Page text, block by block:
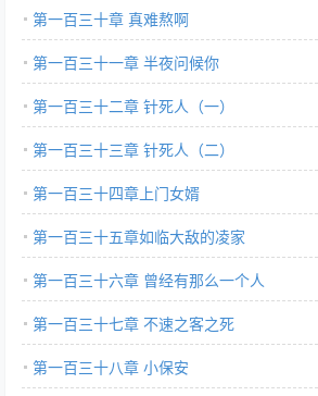
第一百三十章 真难熬啊
第一百三十一章 半夜问候你
第一百三十二章 针死人（一）
第一百三十三章 针死人（二）
第一百三十四章上门女婿
第一百三十五章如临大敌的凌家
第一百三十六章 曾经有那么一个人
第一百三十七章 不速之客之死
第一百三十八章 小保安